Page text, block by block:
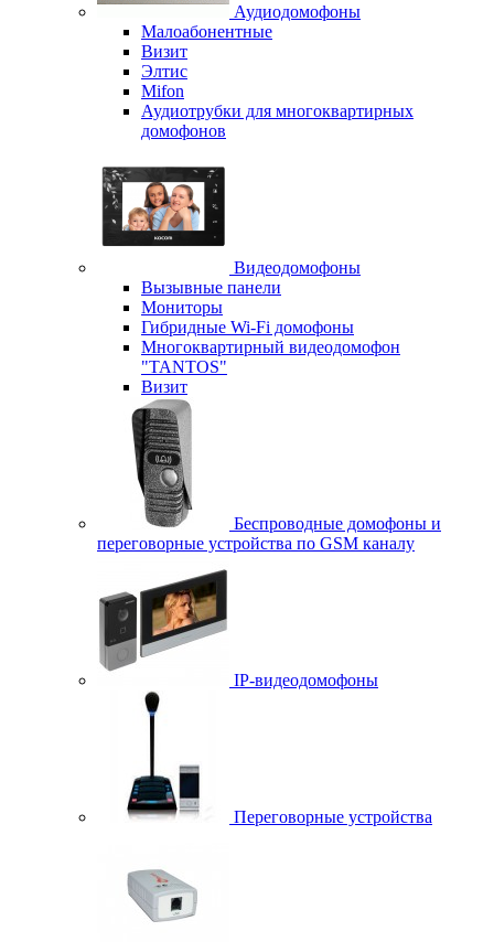
Аудиодомофоны
Малоабонентные
Визит
Элтис
Mifon
Аудиотрубки для многоквартирных
домофонов
Видеодомофоны
Вызывные панели
Мониторы
Гибридные Wi-Fi домофоны
Многоквартирный видеодомофон
"TANTOS"
Визит
Беспроводные домофоны и
переговорные устройства по GSM каналу
IP-видеодомофоны
Переговорные устройства